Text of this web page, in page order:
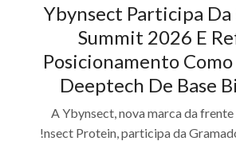
Ybynsect Participa Da
Summit 2026 E
Posicionamento
Deeptech De Base
A Ybynsect, nova marca da
!nsect Protein, participa da